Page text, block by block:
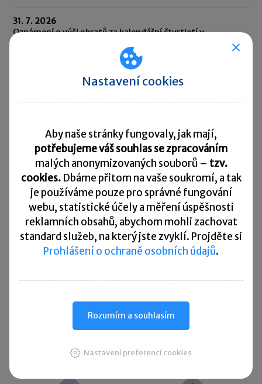
31. 7. 2026
Oznámení o výši obratů za kalendářní čtvrtletí v
Oznámení CESOP (Centrální elektronický systém
Odvod daně vybírané srážkou podle zvláštní sazby daně za
červen 2026
10. 8. 2026
Splatnost daně za červen 2026
Přehled všech termínů ►
Kurzovní lístek
hodnoty
hodnoty
Užitečné informace
Nastavení cookies
Aby naše stránky fungovaly, jak mají,
potřebujeme váš souhlas se zpracováním
malých anonymizovaných souborů – tzv.
cookies. Dbáme přitom na vaše soukromí, a tak
je používáme pouze pro správné fungování
webu, statistické účely a měření úspěšnosti
reklamních obsahů, abychom mohli zachovat
standard služeb, na který jste zvyklí. Projděte si
Prohlášení o ochraně osobních údajů.
Rozumím a souhlasím
Nastavení preferencí cookies